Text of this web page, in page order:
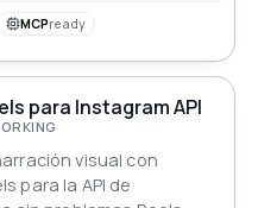
MCPready
para Instagram API
visual con
para la API de